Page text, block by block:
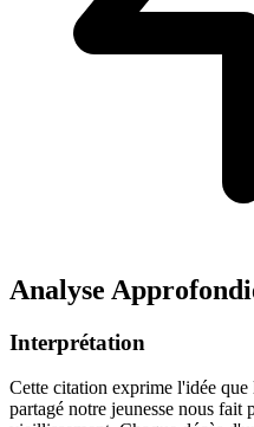
Analyse
Interprétation
Cette citation exprime l'idée
partagé notre jeunesse nous fait